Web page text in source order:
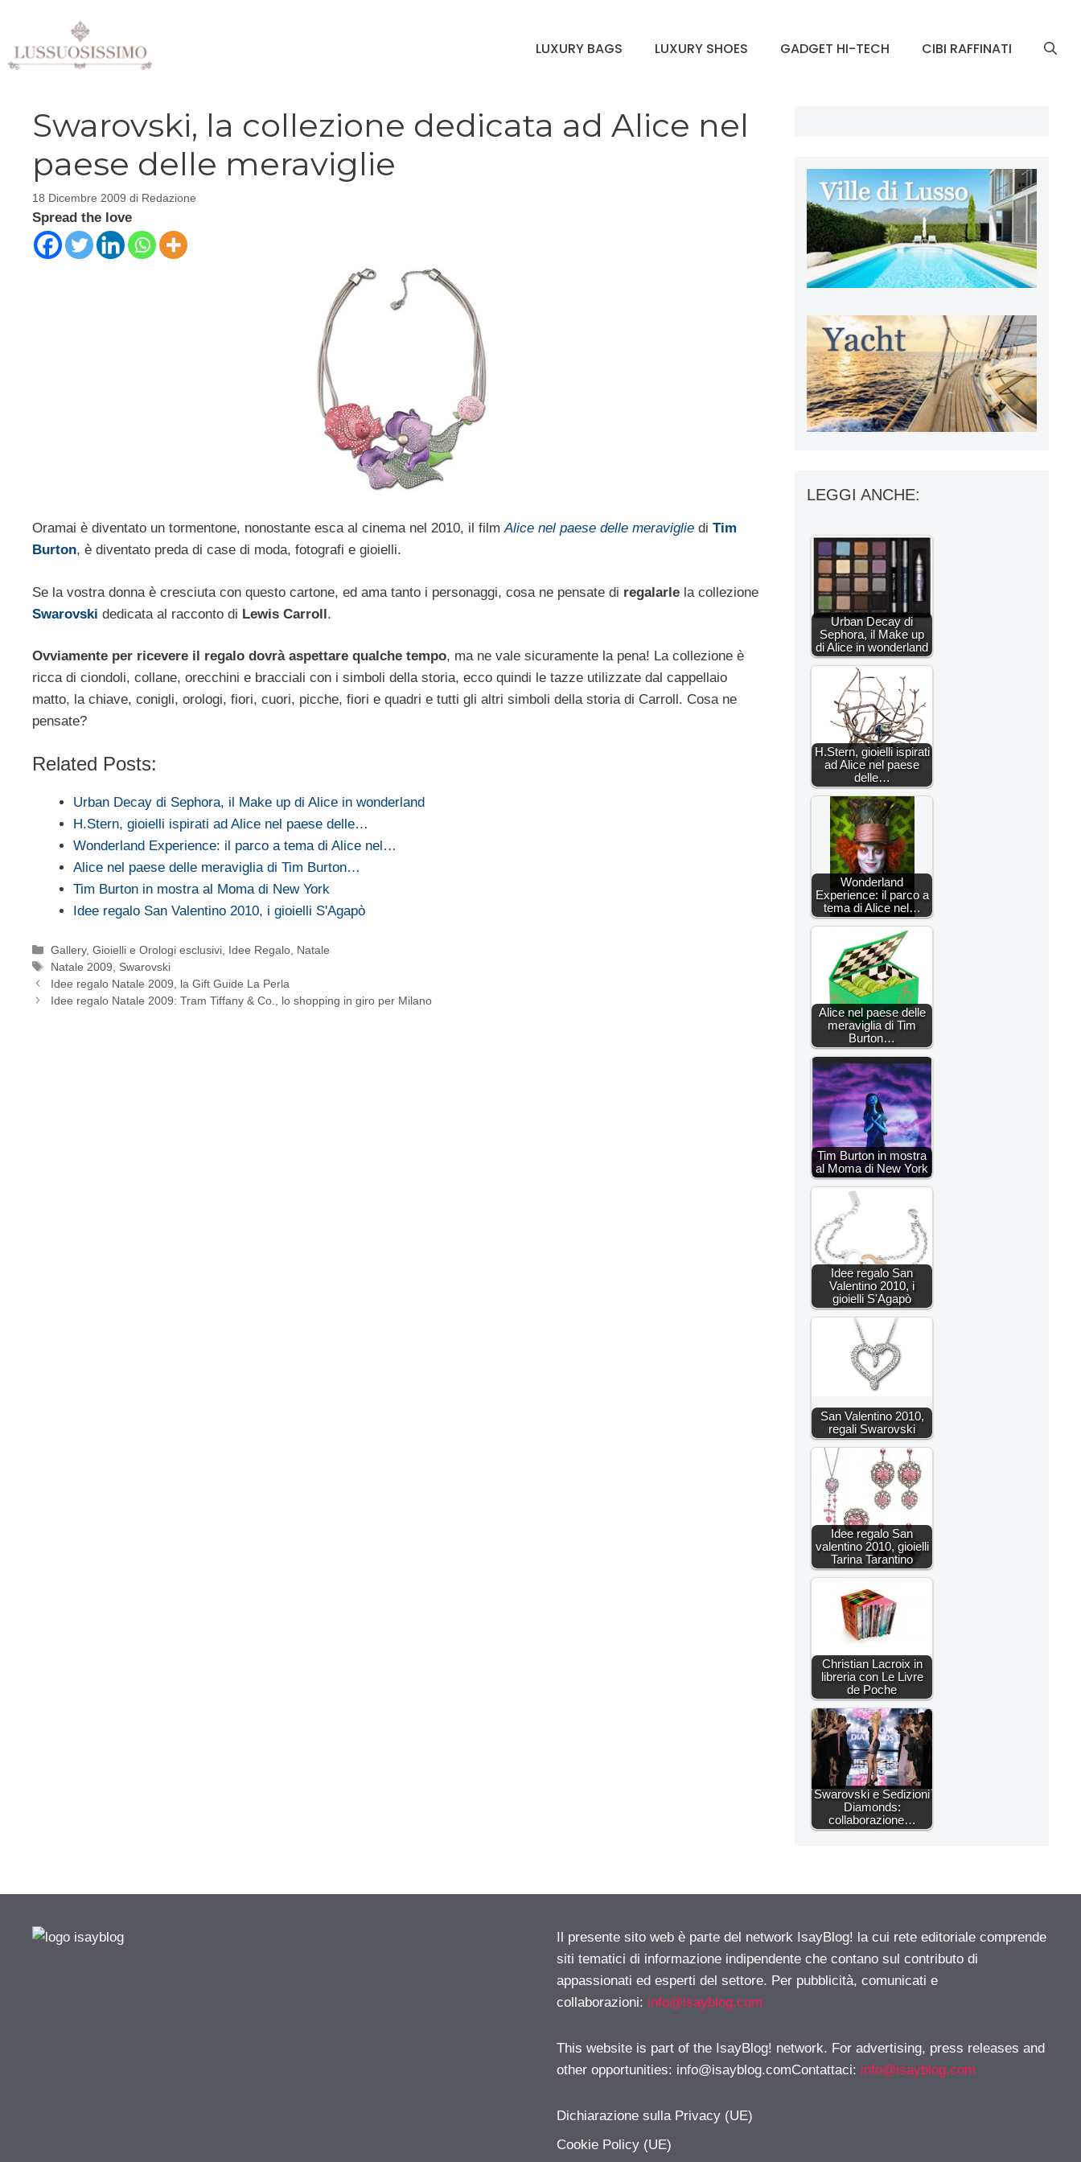
contenuto
LUXURY BAGS LUXURY SHOES GADGET HI-TECH CIBI RAFFINATI
Swarovski, la collezione dedicata ad Alice nel
paese delle meraviglie
18 Dicembre 2009 di Redazione
Spread the love
Oramai è diventato un tormentone, nonostante esca al cinema nel 2010, il filmAlice nel paese delle meraviglie di Tim
Burton, è diventato preda di case di moda, fotografi e gioielli.
Se la vostra donna è cresciuta con questo cartone, ed ama tanto i personaggi, cosa ne pensate di regalarle la collezione
Swarovski dedicata al racconto di Lewis Carroll.
Ovviamente per ricevere il regalo dovrà aspettare qualche tempo, ma ne vale sicuramente la pena! La collezione è
ricca di ciondoli, collane, orecchini e bracciali con i simboli della storia, ecco quindi le tazze utilizzate dal cappellaio
matto, la chiave, conigli, orologi, fiori, cuori, picche, fiori e quadri e tutti gli altri simboli della storia di Carroll. Cosa ne
pensate?
Related Posts:
Urban Decay di Sephora, il Make up di Alice in wonderland
H.Stern, gioielli ispirati ad Alice nel paese delle…
Wonderland Experience: il parco a tema di Alice nel…
Alice nel paese delle meraviglia di Tim Burton…
Tim Burton in mostra al Moma di New York
Idee regalo San Valentino 2010, i gioielli S'Agapò
Categorie
Gallery,Gioielli e Orologi esclusivi Idee Regalo Natale
Tag
Natale 2009
Swarovski
Idee regalo Natale 2009, la Gift Guide La Perla
Idee regalo Natale 2009: Tram Tiffany & Co., lo shopping in giro per Milano
LEGGI ANCHE:
Urban Decay di
Sephora, il Make up
di Alice in wonderland
H.Stern, gioielli ispirati
ad Alice nel paese
delle…
Wonderland
Experience: il parco a
tema di Alice nel…
Alice nel paese delle
meraviglia di Tim
Burton…
Tim Burton in mostra
al Moma di New York
Idee regalo San
Valentino 2010, i
gioielli S'Agapò
San Valentino 2010,
regali Swarovski
Idee regalo San
valentino 2010, gioielli
Tarina Tarantino
Christian Lacroix in
libreria con Le Livre
de Poche
Swarovski e Sedizioni
Diamonds:
collaborazione…
Il presente sito web è parte del network IsayBlog! la cui rete editoriale comprende
siti tematici di informazione indipendente che contano sul contributo di
appassionati ed esperti del settore. Per pubblicità, comunicati e
collaborazioni: info@isayblog.com
This website is part of the IsayBlog! network. For advertising, press releases and
other opportunities: info@isayblog.comContattaci: info@isayblog.com
Dichiarazione sulla Privacy (UE)
Cookie Policy (UE)